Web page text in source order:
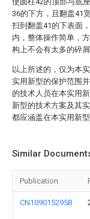
36的下方，且翻盖41
扫到翻盖41的下表面
内，整体操作简单，
构上不会有太多的碎屑
以上所述的，仅为本
实用新型的保护范围
的技术人员在本实用
新型的技术方案及其
都应涵盖在本实用新
Similar
Publication
CN109015295B